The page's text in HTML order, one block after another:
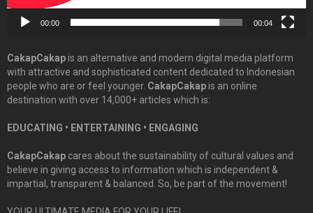
00:00 00:04
CakapCakapis an alternative and modern digital media platform
with attractive and sophisticated content dedicated to Indonesian
people who are or feel younger. CakapCakapis an online
destination with over 14,000+ articles which is:
EDUCATING • ENTERTAINING • ENGAGING
CakapCakap cares about the sustainability of cultural values and
believe in giving access to information which is independent &
impartial, transparent & balanced. So, be part of the movement!